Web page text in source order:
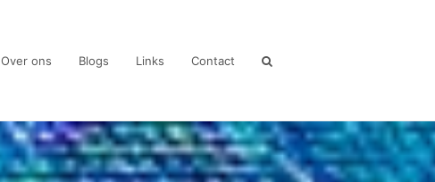
Over ons Blogs Links Contact